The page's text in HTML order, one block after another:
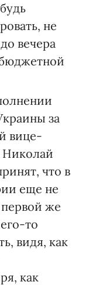
не
вечера
за
вице-
Николай
что в
еще не
же
то
видя, как
как